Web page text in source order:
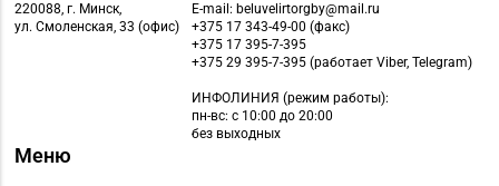
220088, г. Минск,
ул. Смоленская, 33 (офис)
E-mail: beluvelirtorgby@mail.ru
+375 17 343-49-00 (факс)
+375 17 395-7-395
+375 29 395-7-395 (работает Viber, Telegram)
ИНФОЛИНИЯ (режим работы):
пн-вс: с 10:00 до 20:00
без выходных
Меню